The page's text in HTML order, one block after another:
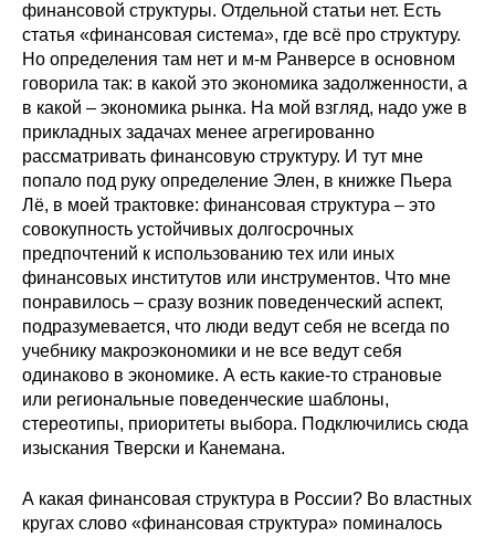
финансовой структуры. Отдельной статьи нет. Есть
статья «финансовая система», где всё про структуру.
Но определения там нет и м-м Ранверсе в основном
говорила так: в какой это экономика задолженности, а
в какой – экономика рынка. На мой взгляд, надо уже в
прикладных задачах менее агрегированно
рассматривать финансовую структуру. И тут мне
попало под руку определение Элен, в книжке Пьера
Лё, в моей трактовке: финансовая структура – это
совокупность устойчивых долгосрочных
предпочтений к использованию тех или иных
финансовых институтов или инструментов. Что мне
понравилось – сразу возник поведенческий аспект,
подразумевается, что люди ведут себя не всегда по
учебнику макроэкономики и не все ведут себя
одинаково в экономике. А есть какие-то страновые
или региональные поведенческие шаблоны,
стереотипы, приоритеты выбора. Подключились сюда
изыскания Тверски и Канемана.
А какая финансовая структура в России? Во властных
кругах слово «финансовая структура» поминалось